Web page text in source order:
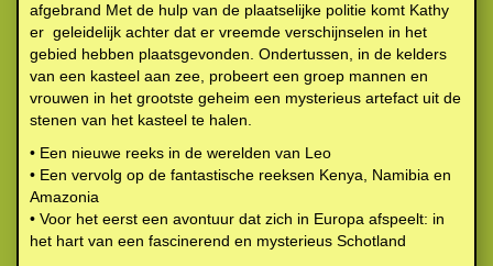
afgebrand Met de hulp van de plaatselijke politie komt Kathy
er geleidelijk achter dat er vreemde verschijnselen in het
gebied hebben plaatsgevonden. Ondertussen, in de kelders
van een kasteel aan zee, probeert een groep mannen en
vrouwen in het grootste geheim een mysterieus artefact uit de
stenen van het kasteel te halen.
• Een nieuwe reeks in de werelden van Leo
• Een vervolg op de fantastische reeksen Kenya, Namibia en
Amazonia
• Voor het eerst een avontuur dat zich in Europa afspeelt: in
het hart van een fascinerend en mysterieus Schotland